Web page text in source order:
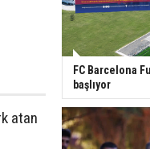
atan
FC Barcelona
başlıyor